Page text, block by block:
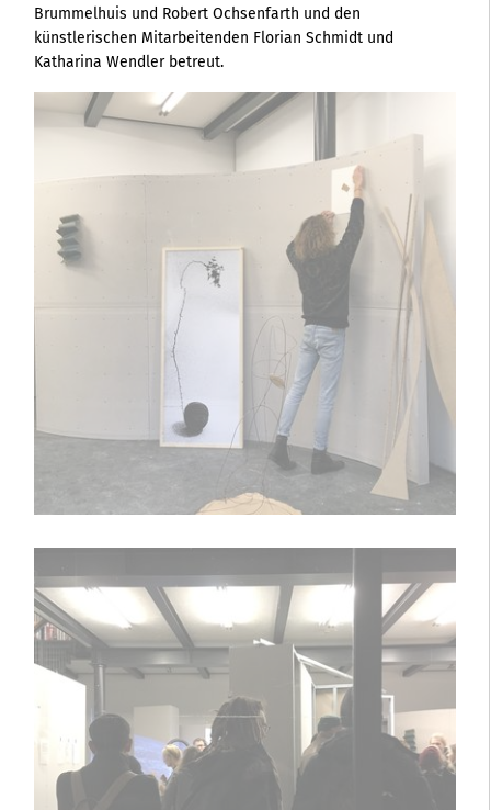
Brummelhuis und Robert Ochsenfarth und den
künstlerischen Mitarbeitenden Florian Schmidt und
Katharina Wendler betreut.